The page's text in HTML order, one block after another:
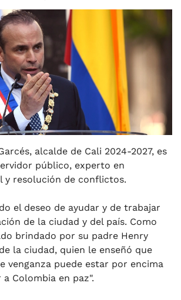
alcalde de Cali 2024-2027, es
público, experto en
y resolución de conflictos.
el deseo de ayudar y de trabajar
de la ciudad y del país. Como
brindado por su padre Henry
la ciudad, quien le enseñó que
venganza puede estar por encima
a Colombia en paz".